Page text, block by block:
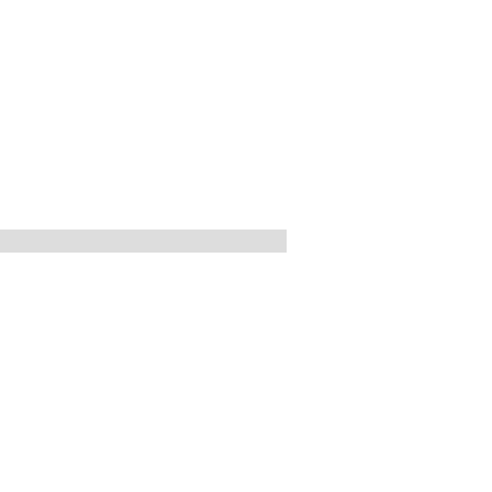
avec les actes diagnostiques ou thérapeutiques